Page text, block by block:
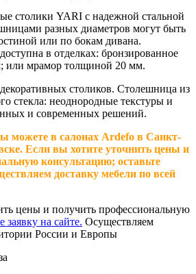
столики YARI с надежной стальной
разных диаметров могут быть
или по бокам дивана.
в отделках: бронзированное
или мрамор толщиной 20 мм.
столиков. Столешница из
стекла: неоднородные текстуры и
и современных решений.
можете в салонах Ardefo в Санкт-
Если вы хотите уточнить цены и
консультацию; оставьте
доставку мебели по всей
цены и получить профессиональную
заявку на сайте. Осуществляем
России и Европы